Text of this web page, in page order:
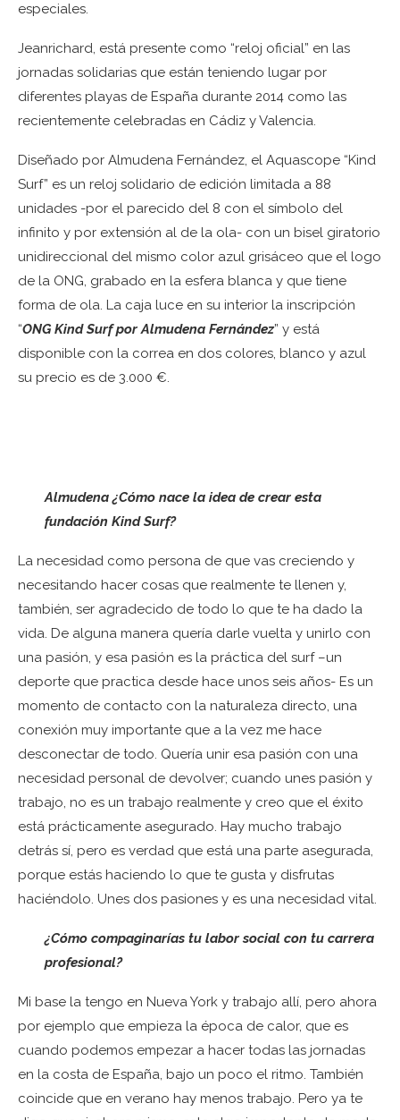
especiales.
Jeanrichard, está presente como “reloj oficial” en las
jornadas solidarias que están teniendo lugar por
diferentes playas de España durante 2014 como las
recientemente celebradas en Cádiz y Valencia.
Diseñado por Almudena Fernández, el Aquascope “Kind
Surf” es un reloj solidario de edición limitada a 88
unidades -por el parecido del 8 con el símbolo del
infinito y por extensión al de la ola- con un bisel giratorio
unidireccional del mismo color azul grisáceo que el logo
de la ONG, grabado en la esfera blanca y que tiene
forma de ola. La caja luce en su interior la inscripción
“ONG Kind Surf por Almudena Fernández” y está
disponible con la correa en dos colores, blanco y azul
su precio es de 3.000 €.
Almudena ¿Cómo nace la idea de crear esta
fundación Kind Surf?
La necesidad como persona de que vas creciendo y
necesitando hacer cosas que realmente te llenen y,
también, ser agradecido de todo lo que te ha dado la
vida. De alguna manera quería darle vuelta y unirlo con
una pasión, y esa pasión es la práctica del surf –un
deporte que practica desde hace unos seis años- Es un
momento de contacto con la naturaleza directo, una
conexión muy importante que a la vez me hace
desconectar de todo. Quería unir esa pasión con una
necesidad personal de devolver; cuando unes pasión y
trabajo, no es un trabajo realmente y creo que el éxito
está prácticamente asegurado. Hay mucho trabajo
detrás sí, pero es verdad que está una parte asegurada,
porque estás haciendo lo que te gusta y disfrutas
haciéndolo. Unes dos pasiones y es una necesidad vital.
¿Cómo compaginarías tu labor social con tu carrera
profesional?
Mi base la tengo en Nueva York y trabajo allí, pero ahora
por ejemplo que empieza la época de calor, que es
cuando podemos empezar a hacer todas las jornadas
en la costa de España, bajo un poco el ritmo. También
coincide que en verano hay menos trabajo. Pero ya te